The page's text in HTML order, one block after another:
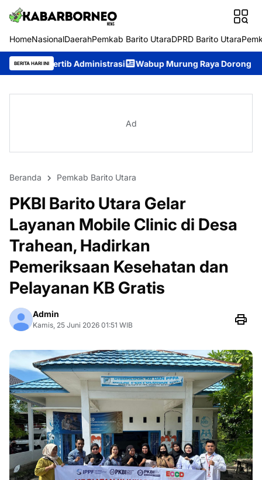
HomeNasionalDaerahPemkab Barito UtaraDPRD Barito Utara
BERITA HARI INIWabup Murung Raya Dorong Pemerintahan Terbuka,
Ad
Beranda Pemkab Barito Utara
PKBI Barito Utara Gelar
Layanan Mobile Clinic di Desa
Trahean, Hadirkan
Pemeriksaan Kesehatan dan
Pelayanan KB Gratis
Admin
Kamis, 25 Juni 2026 01:51 WIB